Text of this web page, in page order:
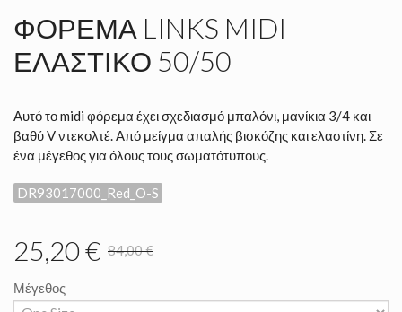
ΦΌΡΕΜΑ LINKS MIDI
ΕΛΑΣΤΙΚΌ 50/50
Αυτό το midi φόρεμα έχει σχεδιασμό μπαλόνι, μανίκια 3/4 και
βαθύ V ντεκολτέ. Από μείγμα απαλής βισκόζης και ελαστίνη. Σε
ένα μέγεθος για όλους τους σωματότυπους.
DR93017000_Red_O-S
25,20 € 84,00 €
Μέγεθος